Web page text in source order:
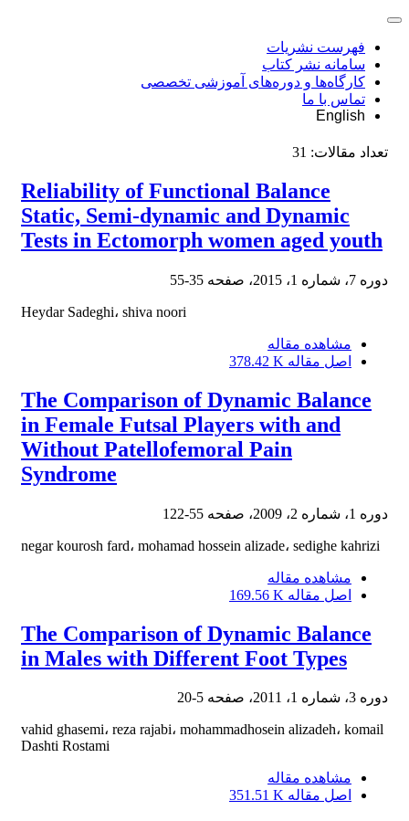
فهرست نشریات
سامانه نشر کتاب
کارگاه‌ها و دوره‌های آموزشی تخصصی
تماس با ما
English
تعداد مقالات: 31
Reliability of Functional Balance
Static, Semi-dynamic and Dynamic
Tests in Ectomorph women aged youth
دوره 7، شماره 1، 2015، صفحه 35-55
Heydar Sadeghi، shiva noori
مشاهده مقاله
اصل مقاله 378.42 K
The Comparison of Dynamic Balance
in Female Futsal Players with and
Without Patellofemoral Pain
Syndrome
دوره 1، شماره 2، 2009، صفحه 55-122
negar kourosh fard، mohamad hossein alizade، sedighe kahrizi
مشاهده مقاله
اصل مقاله 169.56 K
The Comparison of Dynamic Balance
in Males with Different Foot Types
دوره 3، شماره 1، 2011، صفحه 5-20
vahid ghasemi، reza rajabi، mohammadhosein alizadeh، komail
Dashti Rostami
مشاهده مقاله
اصل مقاله 351.51 K